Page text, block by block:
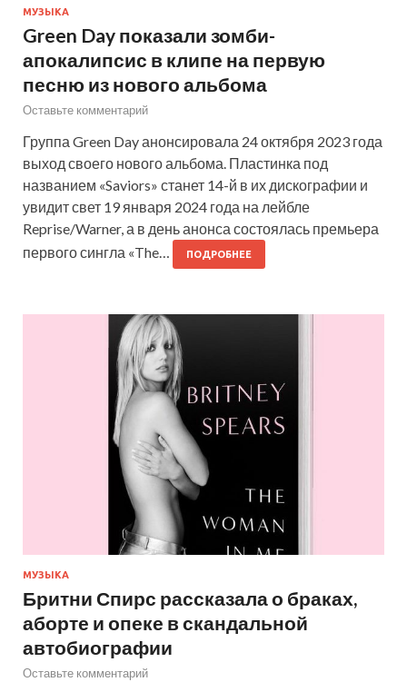
МУЗЫКА
Green Day показали зомби-
апокалипсис в клипе на первую
песню из нового альбома
Оставьте комментарий
Группа Green Day анонсировала 24 октября 2023 года
выход своего нового альбома. Пластинка под
названием «Saviors» станет 14-й в их дискографии и
увидит свет 19 января 2024 года на лейбле
Reprise/Warner, а в день анонса состоялась премьера
первого сингла «The…
ПОДРОБНЕЕ
МУЗЫКА
Бритни Спирс рассказала о браках,
аборте и опеке в скандальной
автобиографии
Оставьте комментарий